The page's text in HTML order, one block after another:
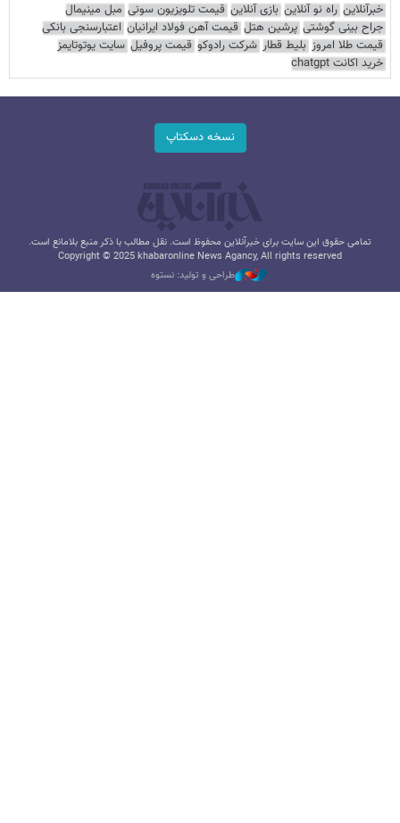
خبرآنلاین راه نو آنلاین بازی آنلاین قیمت تلویزیون سونی مبل مینیمال
جراح بینی گوشتی پرشین هتل قیمت آهن فولاد ایرانیان اعتبارسنجی بانکی
قیمت طلا امروز بلیط قطار شرکت رادوکو قیمت پروفیل سایت یوتوتایمز
خرید اکانت chatgpt
نسخه دسکتاپ
تمامی حقوق این سایت برای خبرآنلاین محفوظ است. نقل مطالب با ذکر منبع بلامانع است.
Copyright © 2025 khabaronline News Agancy, All rights reserved
طراحی و تولید: نستوه